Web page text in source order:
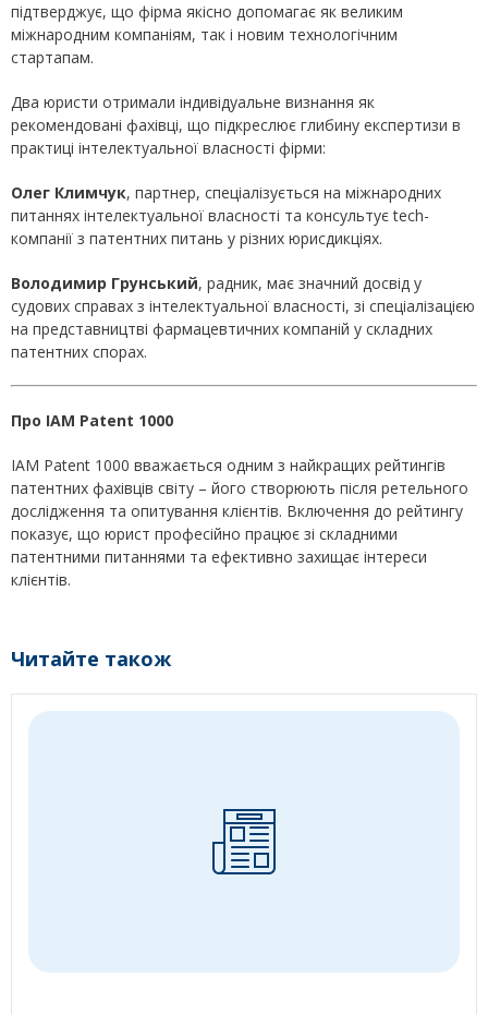
підтверджує, що фірма якісно допомагає як великим
міжнародним компаніям, так і новим технологічним
стартапам.
Два юристи отримали індивідуальне визнання як
рекомендовані фахівці, що підкреслює глибину експертизи в
практиці інтелектуальної власності фірми:
Олег Климчук, партнер, спеціалізується на міжнародних
питаннях інтелектуальної власності та консультує tech-
компанії з патентних питань у різних юрисдикціях.
Володимир Грунський, радник, має значний досвід у
судових справах з інтелектуальної власності, зі спеціалізацією
на представництві фармацевтичних компаній у складних
патентних спорах.
Про IAM Patent 1000
IAM Patent 1000 вважається одним з найкращих рейтингів
патентних фахівців світу – його створюють після ретельного
дослідження та опитування клієнтів. Включення до рейтингу
показує, що юрист професійно працює зі складними
патентними питаннями та ефективно захищає інтереси
клієнтів.
Читайте також